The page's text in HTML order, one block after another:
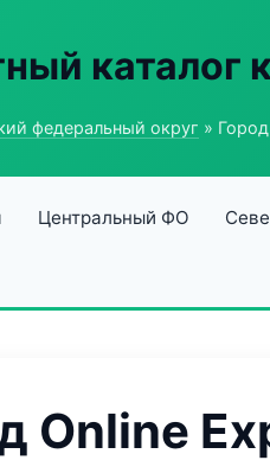
каталог
федеральный округ »
Центральный ФО
Online